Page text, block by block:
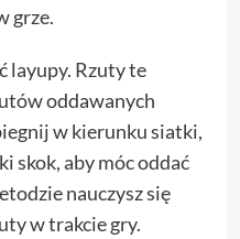
grze.
layupy. Rzuty te
oddawanych
w kierunku siatki,
skok, aby móc oddać
nauczysz się
w trakcie gry.